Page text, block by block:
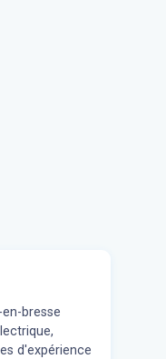
bresse
d'expérience